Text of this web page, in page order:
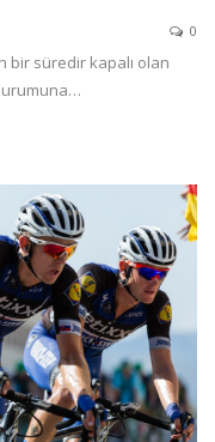
0
bir süredir kapalı olan
…